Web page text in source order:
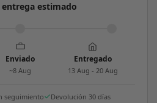
entrega estimado
Enviado
~8 Aug
Entregado
13 Aug - 20 Aug
seguimiento Devolución 30 días